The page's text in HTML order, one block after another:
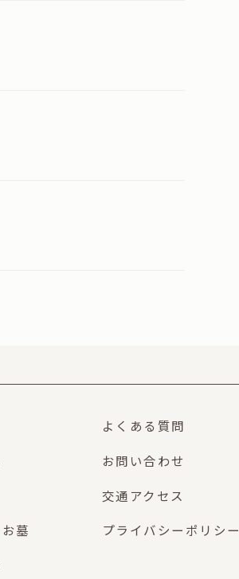
墓
よくある質問
お問い合わせ
交通アクセス
プライバシーポリシー